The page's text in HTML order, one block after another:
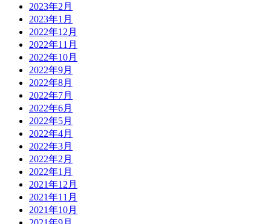
2023年2月
2023年1月
2022年12月
2022年11月
2022年10月
2022年9月
2022年8月
2022年7月
2022年6月
2022年5月
2022年4月
2022年3月
2022年2月
2022年1月
2021年12月
2021年11月
2021年10月